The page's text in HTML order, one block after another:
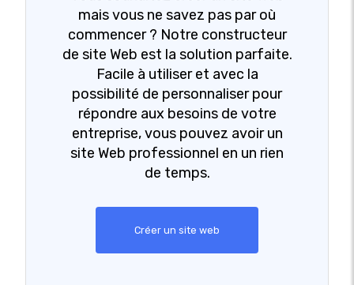
mais vous ne savez pas par où
commencer ? Notre constructeur
de site Web est la solution parfaite.
Facile à utiliser et avec la
possibilité de personnaliser pour
répondre aux besoins de votre
entreprise, vous pouvez avoir un
site Web professionnel en un rien
de temps.
Créer un site web